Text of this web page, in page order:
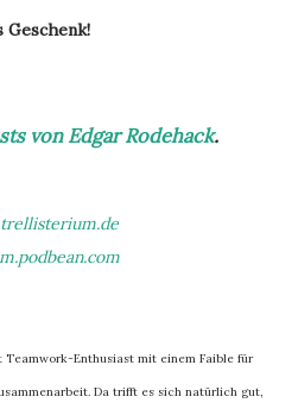
Geschenk!
von Edgar Rodehack.
Teamwork-Enthusiast mit einem Faible für
Da trifft es sich natürlich gut,